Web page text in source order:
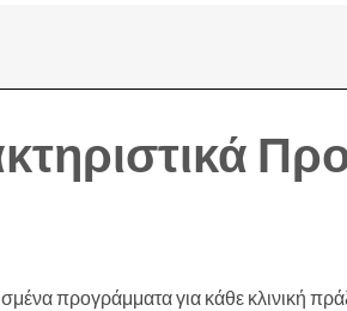
προγράμματα για κάθε κλινική